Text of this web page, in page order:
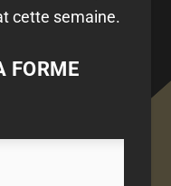
cette semaine.
FORME